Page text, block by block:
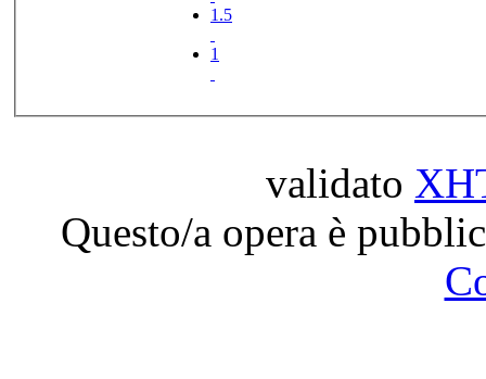
1.5
1
validato
Questo/a opera è